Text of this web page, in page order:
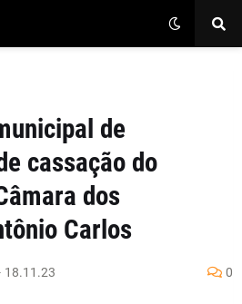
de
cassação do
dos
Carlos
18.11.23 0